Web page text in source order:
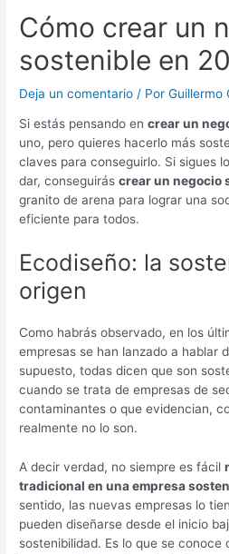
Cómo crear un
sostenible en
Deja un comentario / PorGuillermo
Si estás pensando encrear un
uno, pero quieres hacerlo más
claves para conseguirlo. Si sigues
dar, conseguiráscrear un negocio
granito de arena para lograr una
eficiente para todos.
Ecodiseño: la
origen
Como habrás observado, en los
empresas se han lanzado a hablar
supuesto, todas dicen que son
cuando se trata de empresas de
contaminantes o que evidencian,
realmente no lo son.
A decir verdad, no siempre es fácil
tradicional en una empresa
sentido, las nuevas empresas lo
pueden diseñarse desde el inicio
sostenibilidad. Es lo que se conoce